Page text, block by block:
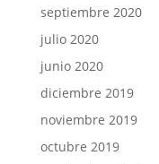
septiembre 2020
julio 2020
junio 2020
diciembre 2019
noviembre 2019
octubre 2019